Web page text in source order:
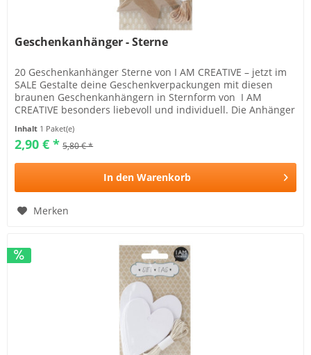
Geschenkanhänger - Sterne
20 Geschenkanhänger Sterne von I AM CREATIVE – jetzt im
SALE Gestalte deine Geschenkverpackungen mit diesen
braunen Geschenkanhängern in Sternform von I AM
CREATIVE besonders liebevoll und individuell. Die Anhänger
Inhalt 1 Paket(e)
2,90 € * 5,80 € *
In den Warenkorb
Merken